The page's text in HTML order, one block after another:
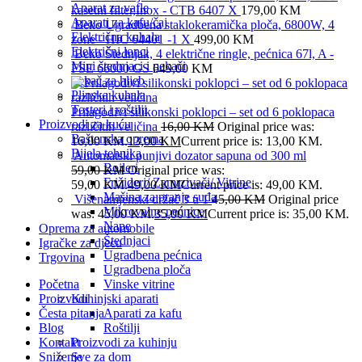
Aparat za vafle
Aparati za kafu/čaj
Električna kuhala
Električni lonci
Mini štednjaci i pekači
Pekač za hljeb
Plinska kuhala
Tosteri i roštilji
Proizvodi za kuću
Baštenska oprema
Bijela tehnika
Bojleri
Frižideri/ Zamrzivači/ Vitrine
Mašina za pranje suđa
Mikrovalne pećnice
Nape
Štednjaci
Ugradbena pećnica
Ugradbena ploča
Vinske vitrine
Kuhinjski aparati
Aparati za kafu
Roštilji
Proizvodi za kuhinju
Sve za dom
kasetni filter,Inox - CTB 6407 X 179,00 KM
Beko Ugradbena staklokeramička ploča, 6800W, 4
zone - HIC 64401 -1 X 499,00 KM
Beko Štednjak, 4 električne ringle, pećnica 67l, A -
FSE 66000 GS649,00 KM
Prilagodivi silikonski poklopci – set od 6 poklopaca
različitih veličina 16,00KM Original price was:
16,00 KM.13,00KMCurrent price is: 13,00 KM.
Automatski punjivi dozator sapuna od 300 ml
59,00KM Original price was:
59,00 KM.49,00KMCurrent price is: 49,00 KM.
Višenamjenski držač 3 u 145,00KM Original price
was: 45,00 KM.35,00KMCurrent price is: 35,00 KM.
Oprema za automobile
Igračke za djecu
Trgovina
Početna
Proizvodi
Česta pitanja
Blog
Kontakt
Sniženje